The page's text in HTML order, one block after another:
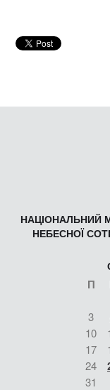
НАЦІОНАЛЬНИЙ
НЕБЕСНОЇ
П
3
10
17
24
31